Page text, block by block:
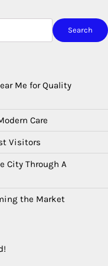
Search
Me for Quality
Care
Visitors
City Through A
the Market